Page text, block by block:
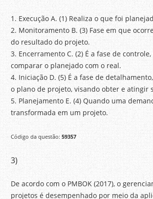
1. Execução A. (1) Realiza o que foi
2. Monitoramento B. (3) Fase em que
do resultado do projeto.
3. Encerramento C. (2) É a fase de
comparar o planejado com o real.
4. Iniciação D. (5) É a fase de
o plano de projeto, visando obter e atingir
5. Planejamento E. (4) Quando uma
transformada em um projeto.
Código da questão:59357
3)
De acordo com o PMBOK (2017), o
projetos é desempenhado por meio da